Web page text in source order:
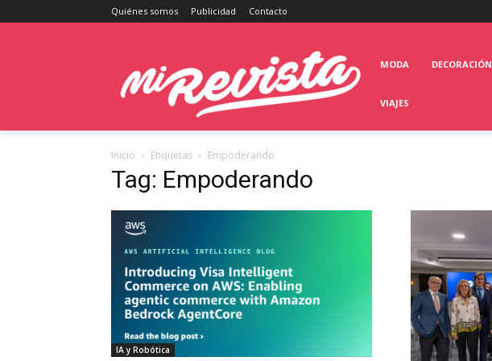
Quiénes somos Publicidad Contacto
MODA DECORACIÓN
VIAJES
Inicio Etiquetas Empoderando
Tag: Empoderando
IA y Robótica